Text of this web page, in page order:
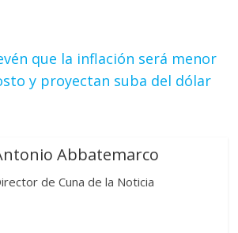
que la inflación será menor
y proyectan suba del dólar
Abbatemarco
de Cuna de la Noticia